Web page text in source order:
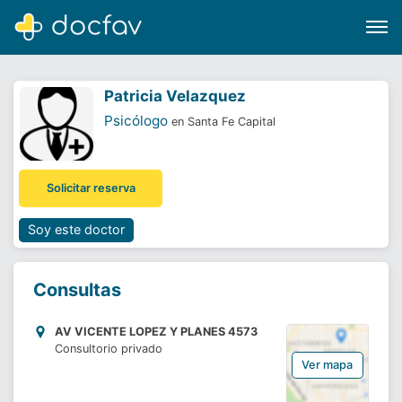
Software para clínicas
¿Eres un doctor?
Patricia Velazquez
Psicólogo en Santa Fe Capital
Solicitar reserva
Soy este doctor
Consultas
AV VICENTE LOPEZ Y PLANES 4573
Consultorio privado
Ver mapa